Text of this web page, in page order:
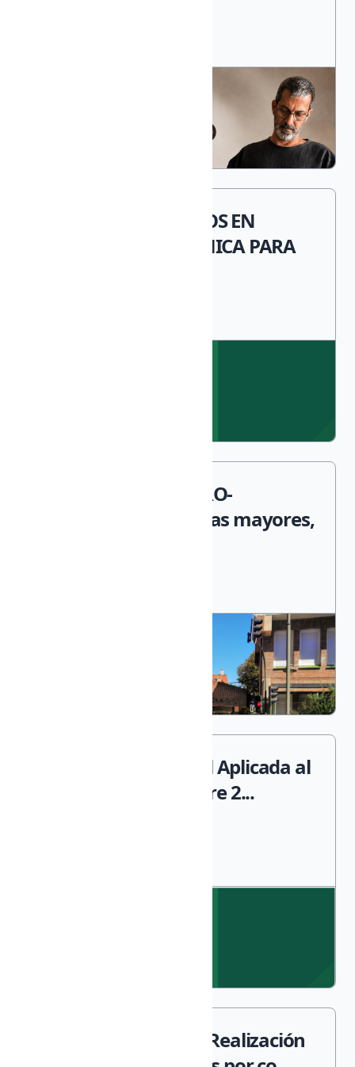
PROCESOS CREATIVOS EN
ALFARERÍA Y CERÁMICA PARA
ARTETERAPIA- BARRO-
COLECTIVOS Personas mayores,
Alfarería Tradicional Aplicada al
Aula. CRIE Noviembre 2...
Curso Avanzado de Realización